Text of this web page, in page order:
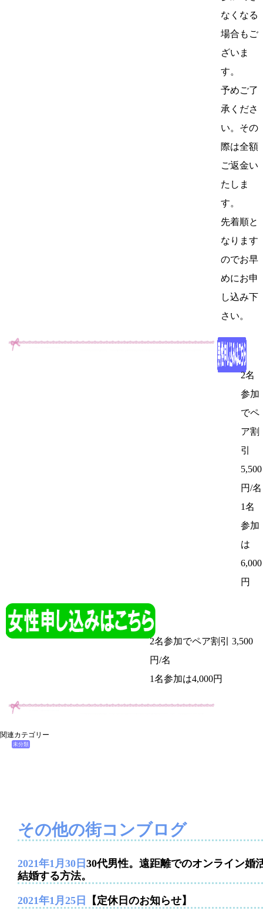
なくなる
場合もご
ざいま
す。
予めご了
承くださ
い。その
際は全額
ご返金い
たしま
す。
先着順と
なります
のでお早
めにお申
し込み下
さい。
2名
参加
でペ
ア割
引
5,500
円/名
1名
参加
は
6,000
円
2名参加でペア割引 3,500
円/名
1名参加は4,000円
関連カテゴリー
未分類
その他の街コンブログ
2021年1月30日 30代男性。遠距離でのオンライン婚
結婚する方法。
2021年1月25日 【定休日のお知らせ】